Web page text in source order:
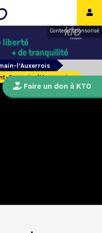
Contenu sponsorisé
l’Auxerrois
Germain-l’Auxerrois
Faire un don à KTO